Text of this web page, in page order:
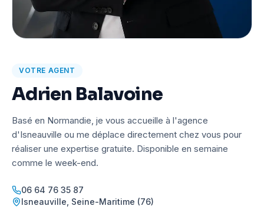
VOTRE AGENT
Adrien Balavoine
Basé en Normandie, je vous accueille à l'agence
d'Isneauville ou me déplace directement chez vous pour
réaliser une expertise gratuite. Disponible en semaine
comme le week-end.
06 64 76 35 87
Isneauville Seine-Maritime (76)